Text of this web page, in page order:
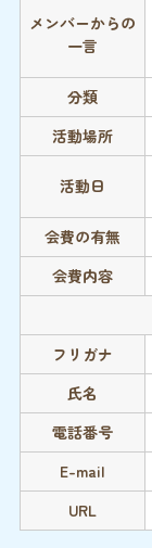
メンバーからの
一言
分類
活動場所
活動日
会費の有無
会費内容
フリガナ
氏名
電話番号
E-mail
URL